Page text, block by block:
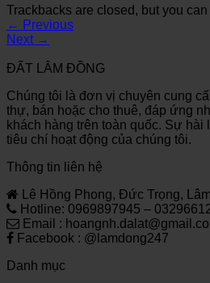
Trackbacks are closed, but you can
← Previous
Next →
ĐẤT LÂM ĐỒNG
Chúng tôi là đơn vị chuyên cung
thự, bán hoặc cho thuê, đáp ứng
khách hàng trên toàn quốc. Sự hài
tiêu chí hoạt động của chúng tôi.
Thông tin liên hệ
Lê Hồng Phong, Đức Trọng,
Hotline: 0969897945 –
Email :
Facebook : @lamdong247
Danh mục